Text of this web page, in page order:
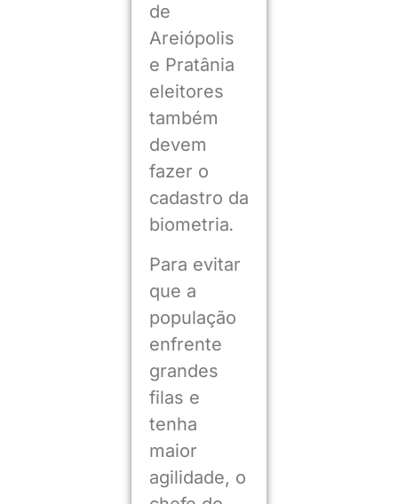
de
Areiópolis
e Pratânia
eleitores
também
devem
fazer o
cadastro da
biometria.
Para evitar
que a
população
enfrente
grandes
filas e
tenha
maior
agilidade, o